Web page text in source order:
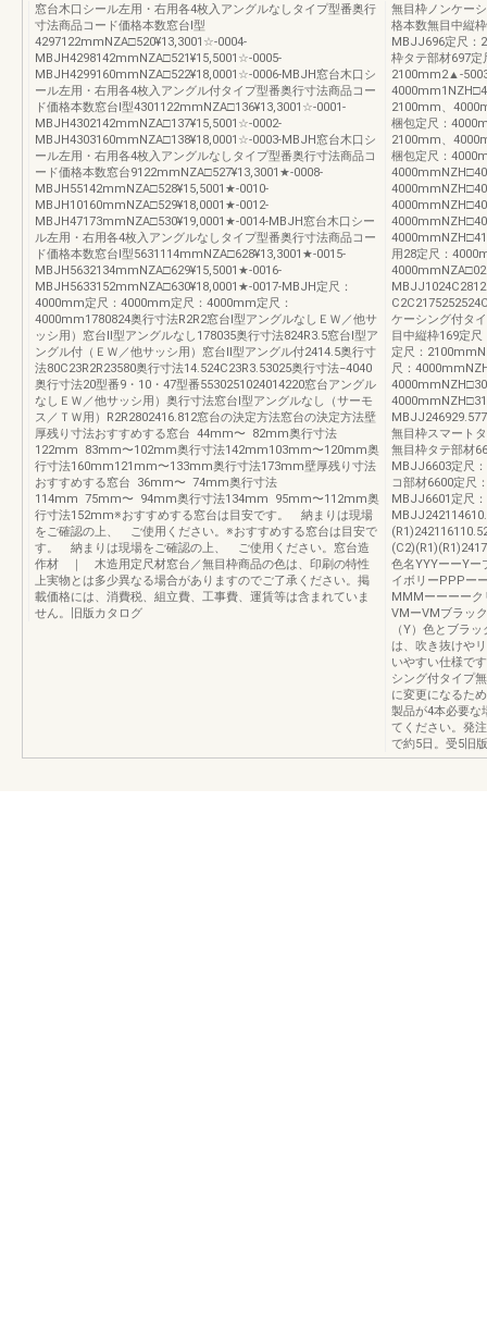
窓台木口シール左用・右用各4枚入アングルなしタイプ型番奥行
寸法商品コード価格本数窓台Ⅰ型
4297122mmNZA□520¥13,3001☆-0004-
MBJH4298142mmNZA□521¥15,5001☆-0005-
MBJH4299160mmNZA□522¥18,0001☆-0006-MBJH窓台木口シ
ール左用・右用各4枚入アングル付タイプ型番奥行寸法商品コー
ド価格本数窓台Ⅰ型4301122mmNZA□136¥13,3001☆-0001-
MBJH4302142mmNZA□137¥15,5001☆-0002-
MBJH4303160mmNZA□138¥18,0001☆-0003-MBJH窓台木口シ
ール左用・右用各4枚入アングルなしタイプ型番奥行寸法商品コ
ード価格本数窓台9122mmNZA□527¥13,3001★-0008-
MBJH55142mmNZA□528¥15,5001★-0010-
MBJH10160mmNZA□529¥18,0001★-0012-
MBJH47173mmNZA□530¥19,0001★-0014-MBJH窓台木口シー
ル左用・右用各4枚入アングルなしタイプ型番奥行寸法商品コー
ド価格本数窓台Ⅰ型5631114mmNZA□628¥13,3001★-0015-
MBJH5632134mmNZA□629¥15,5001★-0016-
MBJH5633152mmNZA□630¥18,0001★-0017-MBJH定尺：
4000mm定尺：4000mm定尺：4000mm定尺：
4000mm1780824奥行寸法R2R2窓台Ⅰ型アングルなしＥＷ／他サ
ッシ用）窓台Ⅱ型アングルなし178035奥行寸法824R3.5窓台Ⅰ型ア
ングル付（ＥＷ／他サッシ用）窓台Ⅱ型アングル付2414.5奥行寸
法80C23R2R23580奥行寸法14.524C23R3.53025奥行寸法−4040
奥行寸法20型番9・10・47型番5530251024014220窓台アングル
なしＥＷ／他サッシ用）奥行寸法窓台Ⅰ型アングルなし（サーモ
ス／ＴＷ用）R2R2802416.812窓台の決定方法窓台の決定方法壁
厚残り寸法おすすめする窓台 44mm〜 82mm奥行寸法
122mm 83mm〜102mm奥行寸法142mm103mm〜120mm奥
行寸法160mm121mm〜133mm奥行寸法173mm壁厚残り寸法
おすすめする窓台 36mm〜 74mm奥行寸法
114mm 75mm〜 94mm奥行寸法134mm 95mm〜112mm奥
行寸法152mm※おすすめする窓台は目安です。 納まりは現場
をご確認の上、 ご使用ください。※おすすめする窓台は目安で
す。 納まりは現場をご確認の上、 ご使用ください。窓台造
作材 ｜ 木造用定尺材窓台／無目枠商品の色は、印刷の特性
上実物とは多少異なる場合がありますのでご了承ください。掲
載価格には、消費税、組立費、工事費、運賃等は含まれていま
せん。旧版カタログ
無目枠ノンケー
格本数無目中縦
MBJJ696定尺：
枠タテ部材697
2100mm2▲-
2100mm、
梱包定尺：
2100mm、
梱包定尺：
用28定尺：
ケーシング付タ
目中縦枠169定
定尺：
尺：
無目枠スマート
無目枠タテ部材
MBJJ6603定尺
コ部材6600定尺
MBJJ6601定尺
色名YYYーーYー
イボリーPPPー
MMMーーーーク
VMーVMブラッ
（Y）色とブラ
は、吹き抜けや
いやすい仕様で
シング付タイプ
に変更になるた
製品が4本必要な
てください。発
で約5日。受5旧